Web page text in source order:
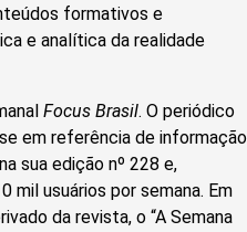
formativos e
e analítica da realidade
Focus Brasil. O periódico
em referência de informação
sua edição nº 228 e,
mil usuários por semana. Em
da revista, o “A Semana